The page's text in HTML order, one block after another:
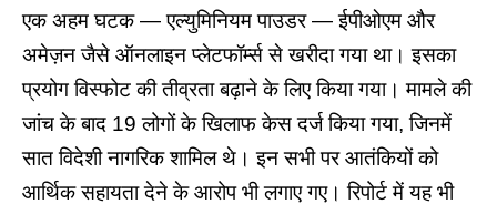
एक अहम घटक — एल्युमिनियम पाउडर — ईपीओएम और
अमेज़न जैसे ऑनलाइन प्लेटफॉर्म्स से खरीदा गया था। इसका
प्रयोग विस्फोट की तीव्रता बढ़ाने के लिए किया गया। मामले की
जांच के बाद 19 लोगों के खिलाफ केस दर्ज किया गया, जिनमें
सात विदेशी नागरिक शामिल थे। इन सभी पर आतंकियों को
आर्थिक सहायता देने के आरोप भी लगाए गए। रिपोर्ट में यह भी